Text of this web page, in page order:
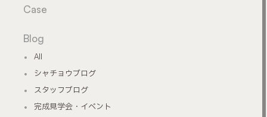
Case
Blog
All
シャチョウブログ
スタッフブログ
完成見学会・イベント